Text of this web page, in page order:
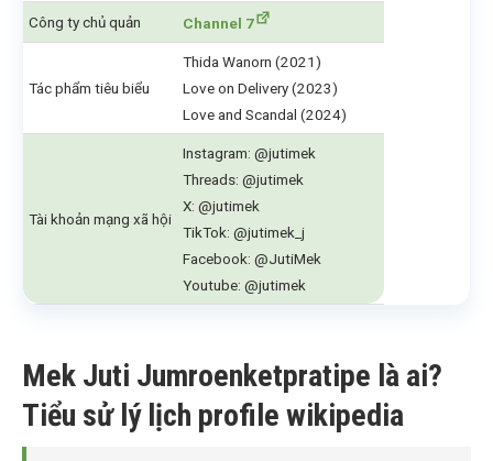
Công ty chủ quản Channel 7
Tác phẩm tiêu biểu
Thida Wanorn (2021)
Love on Delivery (2023)
Love and Scandal (2024)
Tài khoản mạng xã hội
Instagram: @jutimek
Threads: @jutimek
X: @jutimek
TikTok: @jutimek_j
Facebook: @JutiMek
Youtube: @jutimek
Mek Juti Jumroenketpratipe là ai?
Tiểu sử lý lịch profile wikipedia